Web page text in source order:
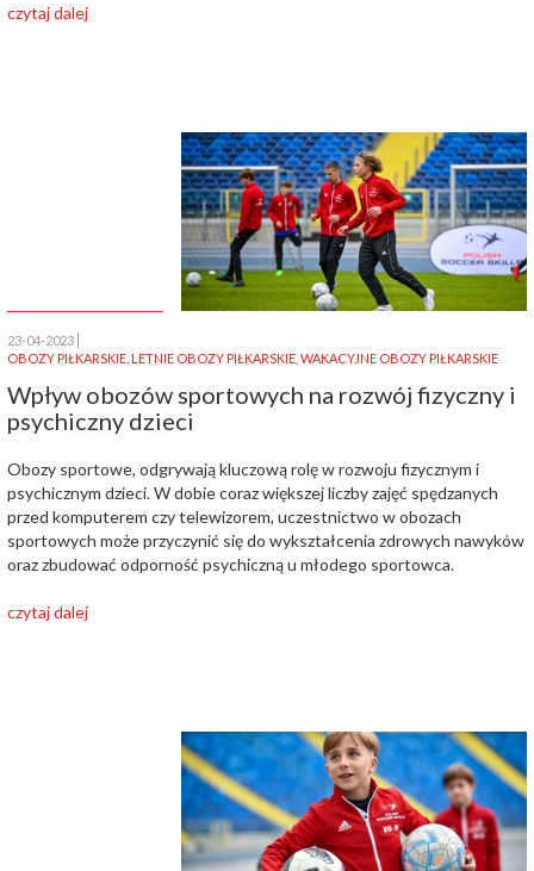
czytaj dalej
23-04-2023
OBOZY PIŁKARSKIE LETNIE OBOZY PIŁKARSKIE WAKACYJNE OBOZY PIŁKARSKIE
Wpływ obozów sportowych na rozwój fizyczny i
psychiczny dzieci
Obozy sportowe, odgrywają kluczową rolę w rozwoju fizycznym i
psychicznym dzieci. W dobie coraz większej liczby zajęć spędzanych
przed komputerem czy telewizorem, uczestnictwo w obozach
sportowych może przyczynić się do wykształcenia zdrowych nawyków
oraz zbudować odporność psychiczną u młodego sportowca.
czytaj dalej